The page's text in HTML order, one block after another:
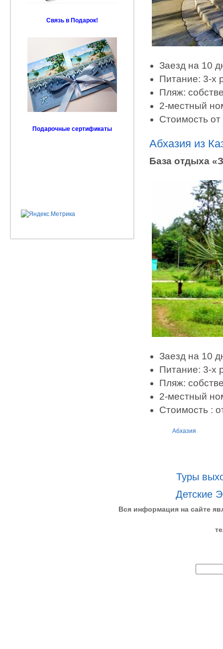
Заезд на 10
Питание: 3-х
Пляж:
2-местный
Стоимость
Абхазия из
База отдыха
Заезд на 10
Питание: 3-х
Пляж:
2-местный
Стоимость :
Абхазия
Связь в Подарок!
Подарочные сертификаты
Туры
Детские
Вся информация на сайте